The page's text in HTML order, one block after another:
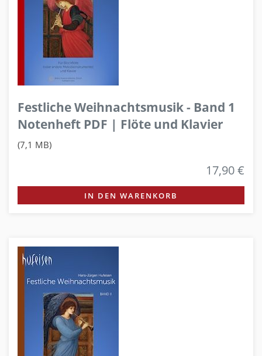
Festliche Weihnachtsmusik - Band 1
Notenheft PDF | Flöte und Klavier
(7,1 MB)
17,90 €
IN DEN WARENKORB